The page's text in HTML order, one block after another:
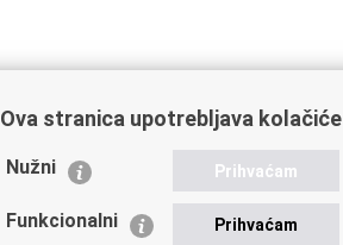
Važne poveznice
Ministarstvo unutarnjih poslova
Udruge
Ova stranica upotrebljava kolačiće
Nužni Prihvaćam
Funkcionalni Prihvaćam